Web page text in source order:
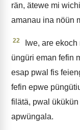
rän, ätewe mi
amanau ina nöün
22
Iwe, are
üngüri eman fefin
esap pwal fis
fefin epwe
filätä, pwal
apwüngala.